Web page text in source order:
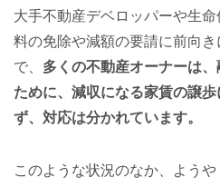
大手不動産デベロッパーや生
料の免除や減額の要請に前向
で、 多くの不動産オーナーは
ために、減収になる家賃の譲
ず、対応は分かれています。
このような状況のなか、よう